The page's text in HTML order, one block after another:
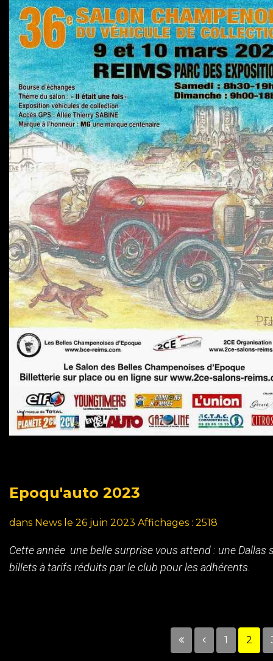
Epoqu'auto 2023
dans News le 26 juin 2023 Affichages : 2518
Cette année une belle surprise vous attend : une
billets à tarifs réduits par le club pour les adhérents.
1 2